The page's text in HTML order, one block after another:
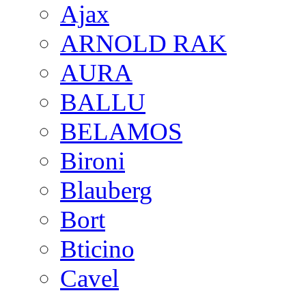
Ajax
ARNOLD RAK
AURA
BALLU
BELAMOS
Bironi
Blauberg
Bort
Bticino
Cavel